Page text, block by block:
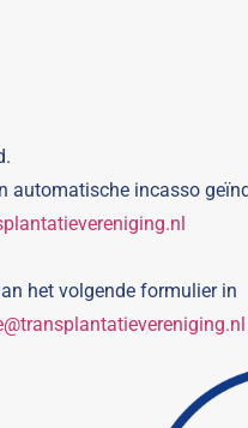
automatische incasso
het volgende formulier in